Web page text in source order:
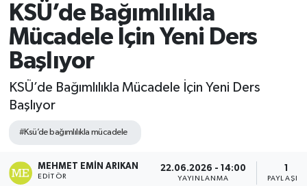
KSÜ’de Bağımlılıkla
Mücadele İçin Yeni Ders
Başlıyor
KSÜ’de Bağımlılıkla Mücadele İçin Yeni Ders
Başlıyor
#Ksü’de bağımlılıkla mücadele
MEHMET EMIN ARIKAN
EDITÖR
22.06.2026 - 14:00
YAYINLANMA
1
PAYLAŞIM
Tüm Manşetler
Son Dakika Haberleri